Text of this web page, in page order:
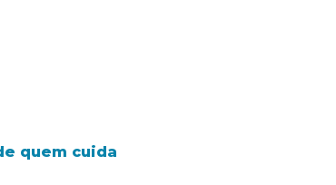
quem cuida